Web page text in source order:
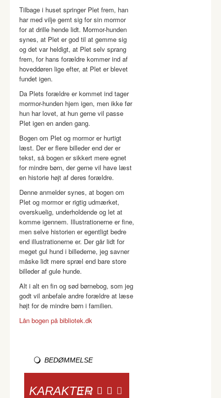
Tilbage i huset springer Plet frem, han
har med vilje gemt sig for sin mormor
for at drille hende lidt. Mormor-hunden
synes, at Plet er god til at gemme sig
og det var heldigt, at Plet selv sprang
frem, for hans forældre kommer ind af
hoveddøren lige efter, at Plet er blevet
fundet igen.
Da Plets forældre er kommet ind tager
mormor-hunden hjem igen, men ikke før
hun har lovet, at hun gerne vil passe
Plet igen en anden gang.
Bogen om Plet og mormor er hurtigt
læst. Der er flere billeder end der er
tekst, så bogen er sikkert mere egnet
for mindre børn, der gerne vil have læst
en historie højt af deres forældre.
Denne anmelder synes, at bogen om
Plet og mormor er rigtig udmærket,
overskuelig, underholdende og let at
komme igennem. Illustrationerne er fine,
men selve historien er egentligt bedre
end illustrationerne er. Der går lidt for
meget gul hund i billederne, jeg savner
måske lidt mere spræl end bare store
billeder af gule hunde.
Alt i alt en fin og sød børnebog, som jeg
godt vil anbefale andre forældre at læse
højt for de mindre børn i familien.
Lån bogen på bibliotek.dk
BEDØMMELSE
KARAKTER